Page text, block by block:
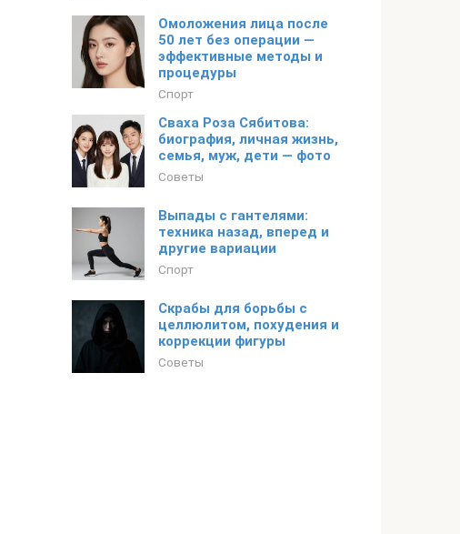
Омоложения лица после
50 лет без операции —
эффективные методы и
процедуры
Спорт
Сваха Роза Сябитова:
биография, личная жизнь,
семья, муж, дети — фото
Советы
Выпады с гантелями:
техника назад, вперед и
другие вариации
Спорт
Скрабы для борьбы с
целлюлитом, похудения и
коррекции фигуры
Советы